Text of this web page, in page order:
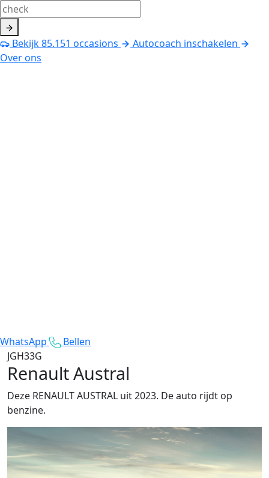
Bekijk85.151 occasions
Autocoach inschakelen
Over ons
WhatsApp
Bellen
JGH33G
Renault Austral
Deze RENAULT AUSTRAL uit 2023. De auto rijdt op
benzine.